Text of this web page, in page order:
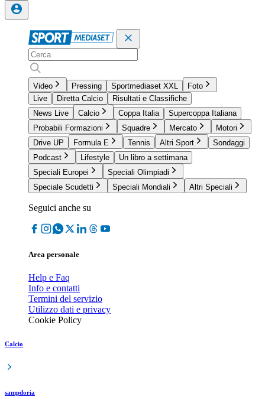
Video Pressing Sportmediaset XXL
Foto
Live
Diretta Calcio
Risultati e Classifiche
News Live
Calcio Coppa Italia
Supercoppa Italiana
Probabili Formazioni
Squadre Mercato
Motori
Drive UP
Formula E Tennis Altri Sport
Sondaggi
Podcast
Lifestyle
Un libro a settimana
Speciali Europei
Speciali Olimpiadi
Speciale Scudetti
Speciali Mondiali Altri Speciali
Seguici anche su
Area personale
Help e Faq
Info e contatti
Termini del servizio
Utilizzo dati e privacy
Cookie Policy
Calcio
sampdoria